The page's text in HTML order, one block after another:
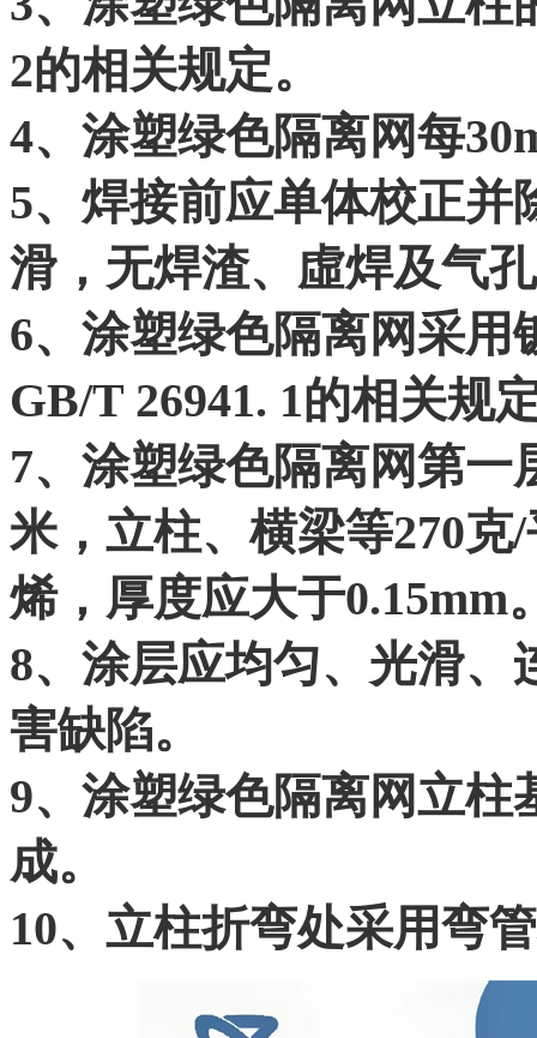
2的相关规定。
4、涂塑绿色隔离网每
5、焊接前应单体校正
滑，无焊渣、虛焊及气
6、涂塑绿色隔离网采
GB/T 26941. 1的相关规
7、涂塑绿色隔离网第一
米，立柱、横梁等270
烯，厚度应大于0.15mm
8、涂层应均匀、光滑、
害缺陷。
9、涂塑绿色隔离网立柱
成。
10、立柱折弯处采用弯